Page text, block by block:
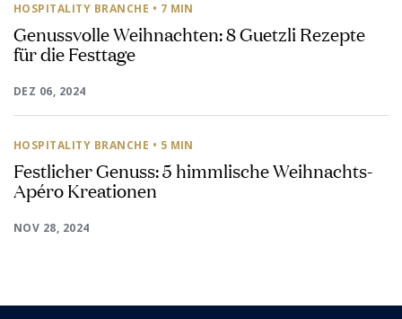
HOSPITALITY BRANCHE • 7 MIN
Genussvolle Weihnachten: 8 Guetzli Rezepte
für die Festtage
DEZ 06, 2024
HOSPITALITY BRANCHE • 5 MIN
Festlicher Genuss: 5 himmlische Weihnachts-
Apéro Kreationen
NOV 28, 2024